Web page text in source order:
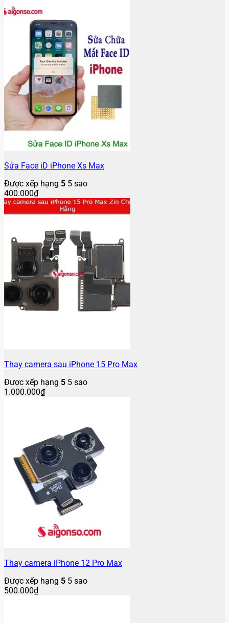
Sửa Face iD iPhone Xs Max
Được xếp hạng 5 5 sao
400.000₫
Thay camera sau iPhone 15 Pro Max
Được xếp hạng 5 5 sao
1.000.000₫
Thay camera iPhone 12 Pro Max
Được xếp hạng 5 5 sao
500.000₫